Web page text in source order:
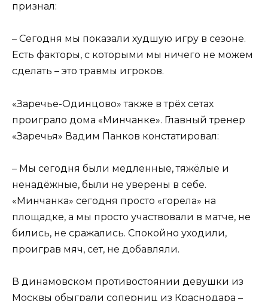
признал:
– Сегодня мы показали худшую игру в сезоне.
Есть факторы, с которыми мы ничего не можем
сделать – это травмы игроков.
«Заречье-Одинцово» также в трёх сетах
проиграло дома «Минчанке». Главный тренер
«Заречья» Вадим Панков констатировал:
– Мы сегодня были медленные, тяжёлые и
ненадёжные, были не уверены в себе.
«Минчанка» сегодня просто «горела» на
площадке, а мы просто участвовали в матче, не
бились, не сражались. Спокойно уходили,
проиграв мяч, сет, не добавляли.
В динамовском противостоянии девушки из
Москвы обыграли соперниц из Краснодара –